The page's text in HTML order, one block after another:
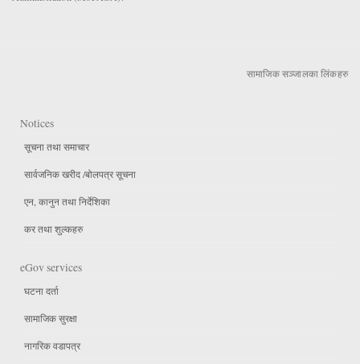
सामाजिक सञ्जालका लिंकहरु
Notices
सूचना तथा समाचार
सार्वजनिक खरीद /बोलपत्र सूचना
एन, कानुन तथा निर्देशिका
कर तथा शुल्कहरु
eGov services
घटना दर्ता
सामाजिक सुरक्षा
नागरिक वडापत्र